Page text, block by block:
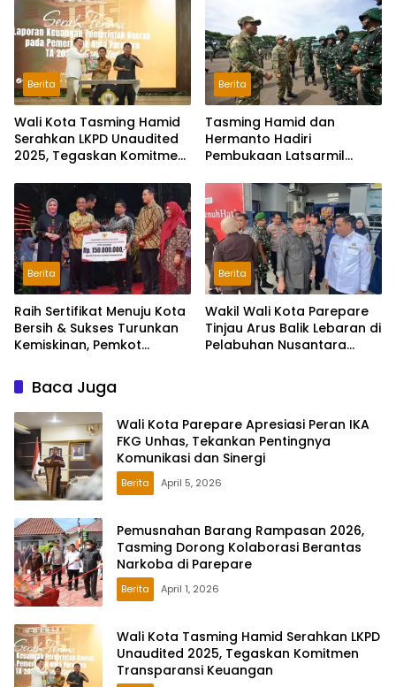
Berita
Wali Kota Tasming Hamid
Serahkan LKPD Unaudited
2025, Tegaskan Komitmen
Berita
Tasming Hamid dan
Hermanto Hadiri
Pembukaan Latsarmil
Pemkot Parepare Ambil
Bagian
Berita
Raih Sertifikat Menuju Kota
Bersih & Sukses Turunkan
Kemiskinan, Pemkot
Apresiasi Pemprov Sulsel
Berita
Wakil Wali Kota Parepare
Tinjau Arus Balik Lebaran di
Pelabuhan Nusantara
Baca Juga
Wali Kota Parepare Apresiasi Peran IKA
FKG Unhas, Tekankan Pentingnya
Komunikasi dan Sinergi
Berita April 5, 2026
Pemusnahan Barang Rampasan 2026,
Tasming Dorong Kolaborasi Berantas
Narkoba di Parepare
Berita April 1, 2026
Wali Kota Tasming Hamid Serahkan LKPD
Unaudited 2025, Tegaskan Komitmen
Transparansi Keuangan